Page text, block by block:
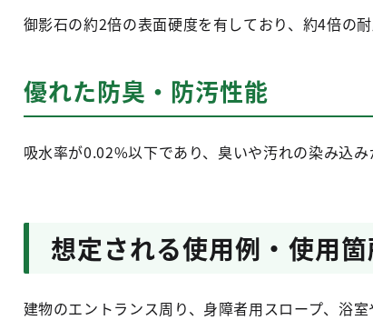
御影石の約2倍の表面硬度を有しており、約4倍の
優れた防臭・防汚性能
吸水率が0.02%以下であり、臭いや汚れの染み込み
想定される使用例・使用
建物のエントランス周り、身障者用スロープ、浴